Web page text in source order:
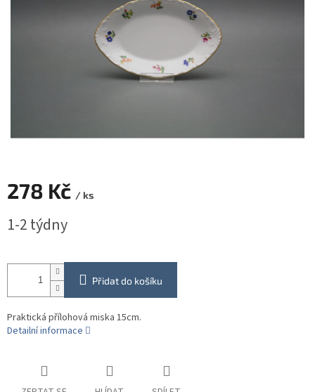
278 Kč / ks
cena:
1-2 týdny
Přidat do košíku
Praktická přílohová miska 15cm.
Detailní informace